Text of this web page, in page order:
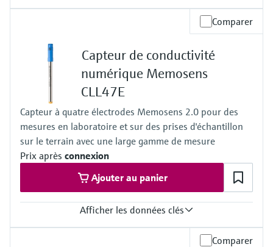
Comparer
Capteur de conductivité
numérique Memosens
CLL47E
Capteur à quatre électrodes Memosens 2.0 pour des
mesures en laboratoire et sur des prises d'échantillon
sur le terrain avec une large gamme de mesure
Prix après connexion
Ajouter au panier
Afficher les données clés
Comparer